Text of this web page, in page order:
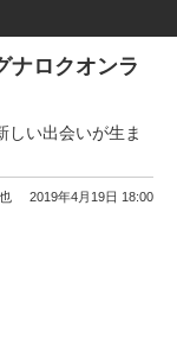
ナロクオンラ
しい出会いが生ま
2019年4月19日 18:00